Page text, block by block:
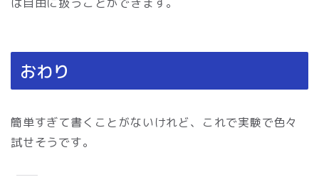
は自由に扱うことができます。
おわり
簡単すぎて書くことがないけれど、これで実験で色々
試せそうです。